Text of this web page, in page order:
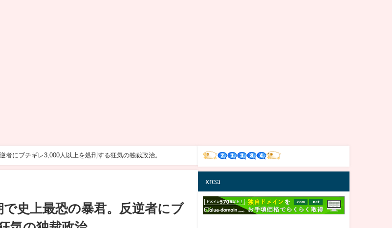
者にブチギレ3,000人以上を処刑する狂気の独裁政治。
で史上最恐の暴君。反逆者にブ
xrea